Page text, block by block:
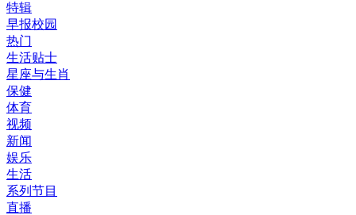
特辑
早报校园
热门
生活贴士
星座与生肖
保健
体育
视频
新闻
娱乐
生活
系列节目
直播